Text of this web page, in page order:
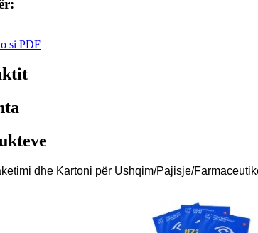
si PDF
dhe Kartoni për Ushqim/Pajisje/